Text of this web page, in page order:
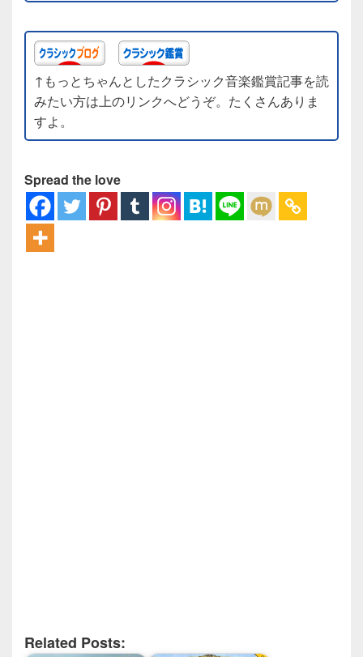
↑もっとちゃんとしたクラシック音楽鑑賞記事を読
みたい方は上のリンクへどうぞ。たくさんありま
すよ。
Spread the love
Related Posts: